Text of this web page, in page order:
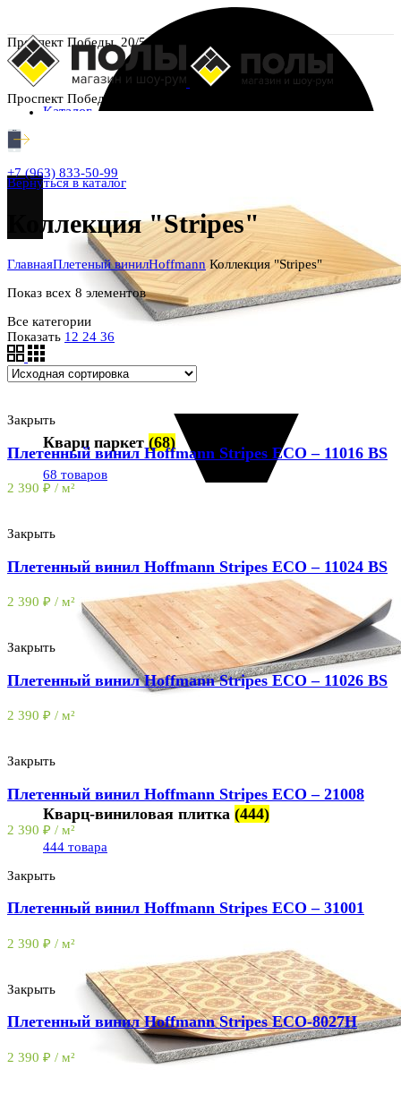
Проспект Победы, 20/5
Проспект Победы, 20/5
Каталог
Кварц паркет (68)
68 товаров
Кварц-виниловая плитка (444)
444 товара
+7 (963) 833-50-99
Вернуться в каталог
Коллекция "Stripes"
ГлавнаяПлетеный винилHoffmann Коллекция "Stripes"
Показ всех 8 элементов
Все категории
Показать 12 24 36
Закрыть
Плетенный винил Hoffmann Stripes ECO – 11016 BS
2 390 ₽ / м²
Закрыть
Плетенный винил Hoffmann Stripes ECO – 11024 BS
2 390 ₽ / м²
Закрыть
Плетенный винил Hoffmann Stripes ECO – 11026 BS
2 390 ₽ / м²
Закрыть
Плетенный винил Hoffmann Stripes ECO – 21008
2 390 ₽ / м²
Закрыть
Плетенный винил Hoffmann Stripes ECO – 31001
2 390 ₽ / м²
Закрыть
Плетенный винил Hoffmann Stripes ECO-8027H
2 390 ₽ / м²